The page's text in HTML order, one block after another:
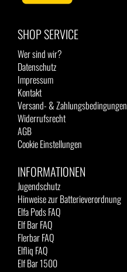
SHOP SERVICE
Wer sind wir?
Datenschutz
Impressum
Kontakt
Versand- & Zahlungsbedingungen
Widerrufsrecht
AGB
Cookie Einstellungen
INFORMATIONEN
Jugendschutz
Hinweise zur Batterieverordnung
Elfa Pods FAQ
Elf Bar FAQ
Flerbar FAQ
Elfliq FAQ
Elf Bar 1500